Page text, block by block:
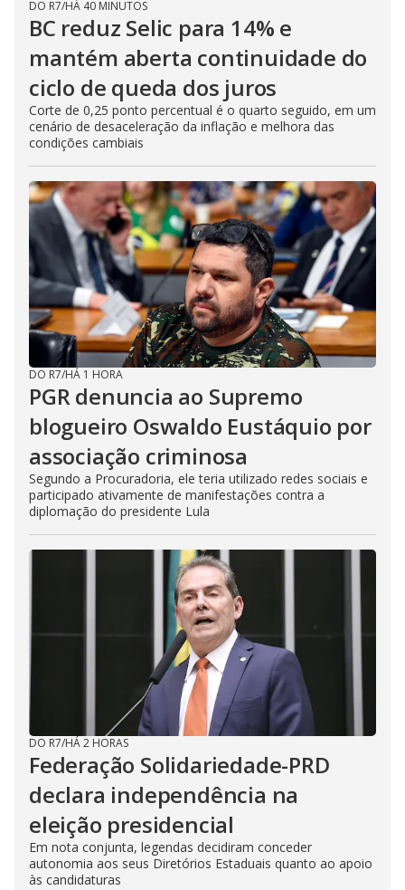
DO R7/HÁ 40 MINUTOS
BC reduz Selic para 14% e
mantém aberta continuidade do
ciclo de queda dos juros
Corte de 0,25 ponto percentual é o quarto seguido, em um
cenário de desaceleração da inflação e melhora das
condições cambiais
DO R7/HÁ 1 HORA
PGR denuncia ao Supremo
blogueiro Oswaldo Eustáquio por
associação criminosa
Segundo a Procuradoria, ele teria utilizado redes sociais e
participado ativamente de manifestações contra a
diplomação do presidente Lula
DO R7/HÁ 2 HORAS
Federação Solidariedade-PRD
declara independência na
eleição presidencial
Em nota conjunta, legendas decidiram conceder
autonomia aos seus Diretórios Estaduais quanto ao apoio
às candidaturas